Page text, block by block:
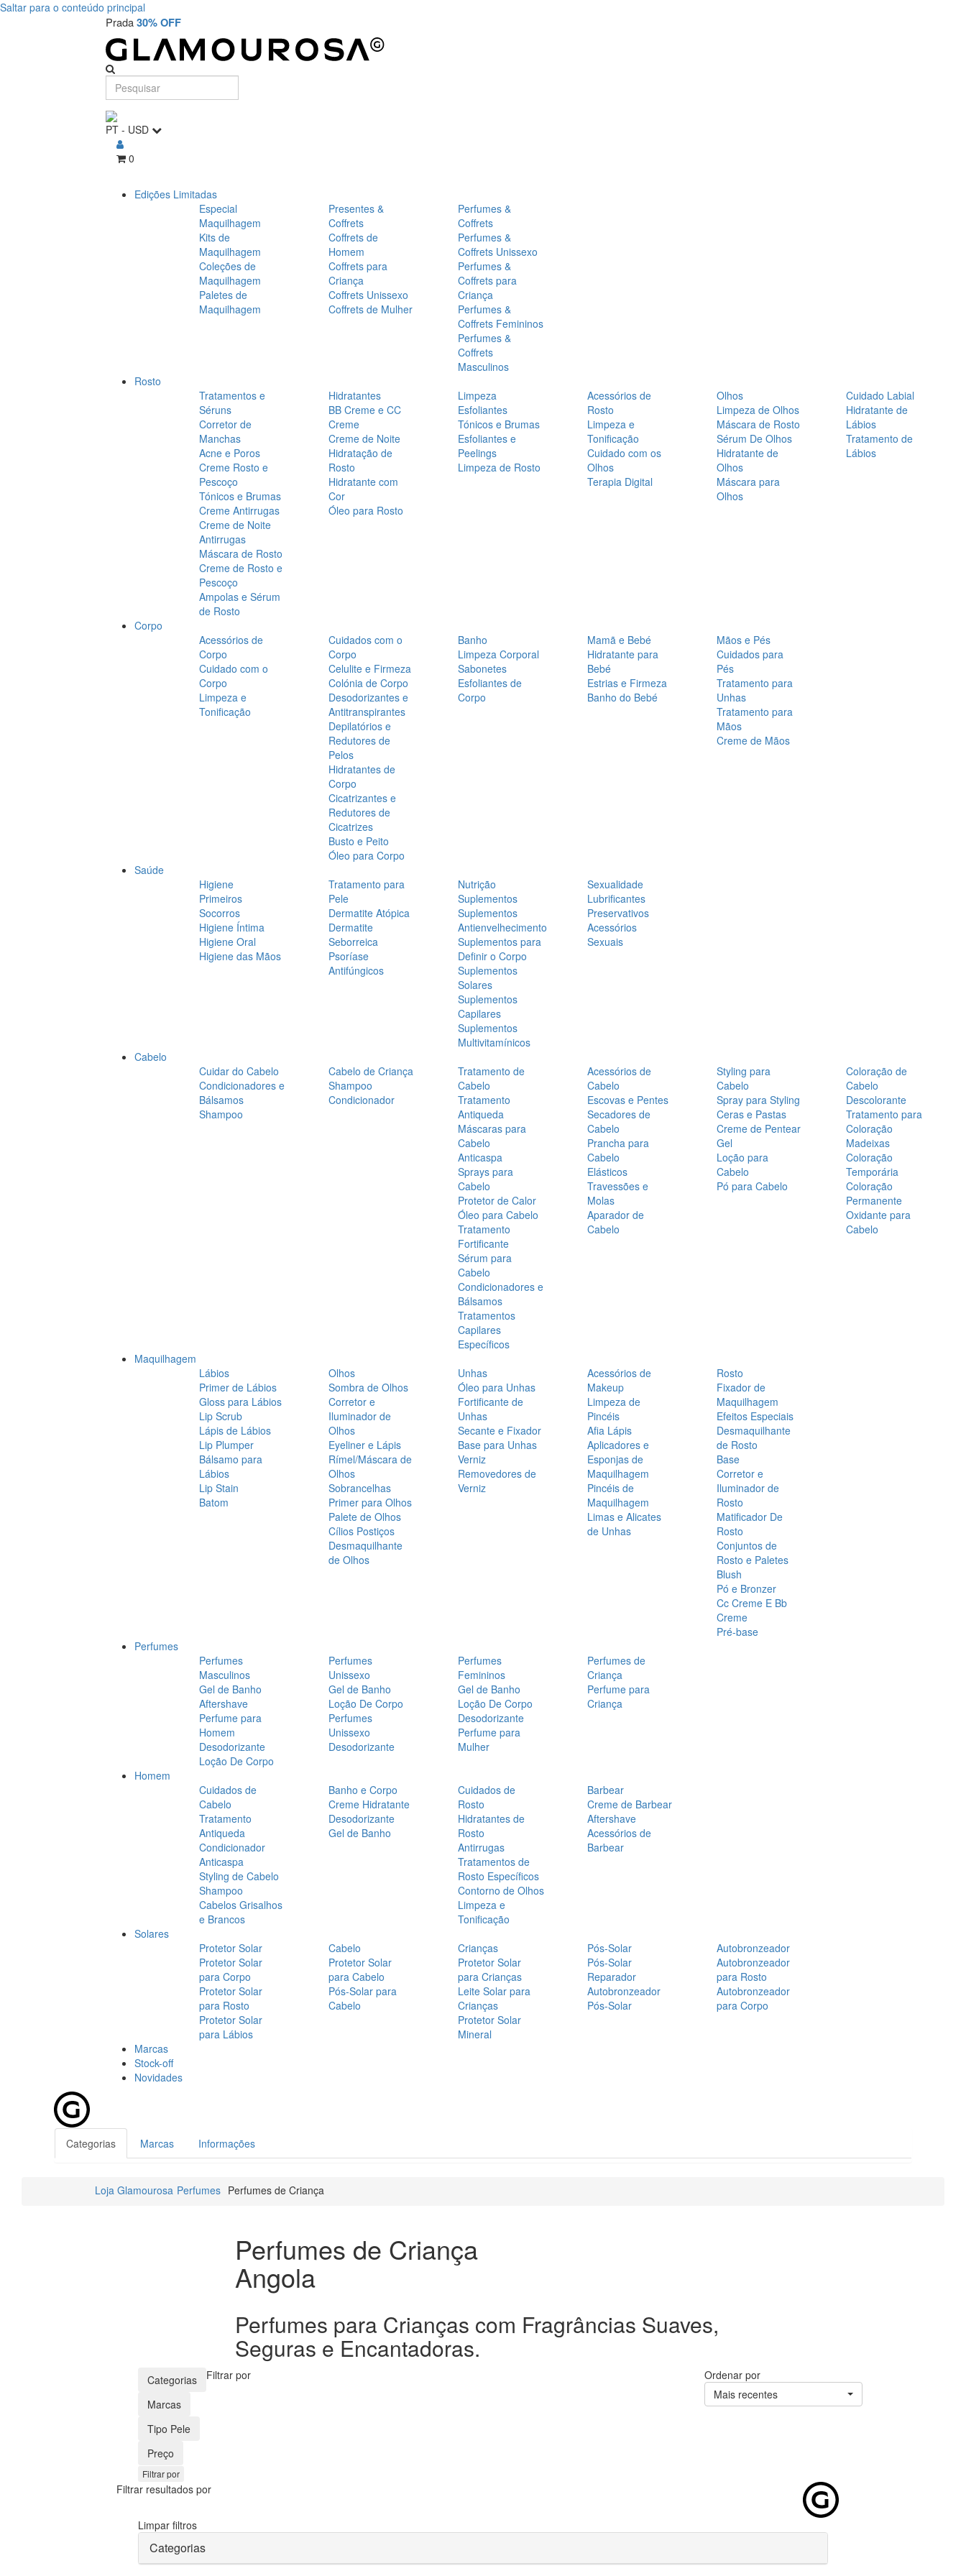
Saltar para o conteúdo principal
Prada30% OFF
PT - USD
0
Edições Limitadas
Especial
Maquilhagem
Kits de
Maquilhagem
Coleções de
Maquilhagem
Paletes de
Maquilhagem
Presentes &
Coffrets
Coffrets de
Homem
Coffrets para
Criança
Coffrets Unissexo
Coffrets de Mulher
Perfumes &
Coffrets
Perfumes &
Coffrets Unissexo
Perfumes &
Coffrets para
Criança
Perfumes &
Coffrets Femininos
Perfumes &
Coffrets
Masculinos
Rosto
Tratamentos e
Séruns
Corretor de
Manchas
Acne e Poros
Creme Rosto e
Pescoço
Tónicos e Brumas
Creme Antirrugas
Creme de Noite
Antirrugas
Máscara de Rosto
Creme de Rosto e
Pescoço
Ampolas e Sérum
de Rosto
Hidratantes
BB Creme e CC
Creme
Creme de Noite
Hidratação de
Rosto
Hidratante com
Cor
Óleo para Rosto
Limpeza
Esfoliantes
Tónicos e Brumas
Esfoliantes e
Peelings
Limpeza de Rosto
Acessórios de
Rosto
Limpeza e
Tonificação
Cuidado com os
Olhos
Terapia Digital
Olhos
Limpeza de Olhos
Máscara de Rosto
Sérum De Olhos
Hidratante de
Olhos
Máscara para
Olhos
Cuidado Labial
Hidratante de
Lábios
Tratamento de
Lábios
Corpo
Acessórios de
Corpo
Cuidado com o
Corpo
Limpeza e
Tonificação
Cuidados com o
Corpo
Celulite e Firmeza
Colónia de Corpo
Desodorizantes e
Antitranspirantes
Depilatórios e
Redutores de
Pelos
Hidratantes de
Corpo
Cicatrizantes e
Redutores de
Cicatrizes
Busto e Peito
Óleo para Corpo
Banho
Limpeza Corporal
Sabonetes
Esfoliantes de
Corpo
Mamã e Bebé
Hidratante para
Bebé
Estrias e Firmeza
Banho do Bebé
Mãos e Pés
Cuidados para
Pés
Tratamento para
Unhas
Tratamento para
Mãos
Creme de Mãos
Saúde
Higiene
Primeiros
Socorros
Higiene Íntima
Higiene Oral
Higiene das Mãos
Tratamento para
Pele
Dermatite Atópica
Dermatite
Seborreica
Psoríase
Antifúngicos
Nutrição
Suplementos
Suplementos
Antienvelhecimento
Suplementos para
Definir o Corpo
Suplementos
Solares
Suplementos
Capilares
Suplementos
Multivitamínicos
Sexualidade
Lubrificantes
Preservativos
Acessórios
Sexuais
Cabelo
Cuidar do Cabelo
Condicionadores e
Bálsamos
Shampoo
Cabelo de Criança
Shampoo
Condicionador
Tratamento de
Cabelo
Tratamento
Antiqueda
Máscaras para
Cabelo
Anticaspa
Sprays para
Cabelo
Protetor de Calor
Óleo para Cabelo
Tratamento
Fortificante
Sérum para
Cabelo
Condicionadores e
Bálsamos
Tratamentos
Capilares
Específicos
Acessórios de
Cabelo
Escovas e Pentes
Secadores de
Cabelo
Prancha para
Cabelo
Elásticos
Travessões e
Molas
Aparador de
Cabelo
Styling para
Cabelo
Spray para Styling
Ceras e Pastas
Creme de Pentear
Gel
Loção para
Cabelo
Pó para Cabelo
Coloração de
Cabelo
Descolorante
Tratamento para
Coloração
Madeixas
Coloração
Temporária
Coloração
Permanente
Oxidante para
Cabelo
Maquilhagem
Lábios
Primer de Lábios
Gloss para Lábios
Lip Scrub
Lápis de Lábios
Lip Plumper
Bálsamo para
Lábios
Lip Stain
Batom
Olhos
Sombra de Olhos
Corretor e
Iluminador de
Olhos
Eyeliner e Lápis
Rímel/Máscara de
Olhos
Sobrancelhas
Primer para Olhos
Palete de Olhos
Cílios Postiços
Desmaquilhante
de Olhos
Unhas
Óleo para Unhas
Fortificante de
Unhas
Secante e Fixador
Base para Unhas
Verniz
Removedores de
Verniz
Acessórios de
Makeup
Limpeza de
Pincéis
Afia Lápis
Aplicadores e
Esponjas de
Maquilhagem
Pincéis de
Maquilhagem
Limas e Alicates
de Unhas
Rosto
Fixador de
Maquilhagem
Efeitos Especiais
Desmaquilhante
de Rosto
Base
Corretor e
Iluminador de
Rosto
Matificador De
Rosto
Conjuntos de
Rosto e Paletes
Blush
Pó e Bronzer
Cc Creme E Bb
Creme
Pré-base
Perfumes
Perfumes
Masculinos
Gel de Banho
Aftershave
Perfume para
Homem
Desodorizante
Loção De Corpo
Perfumes
Unissexo
Gel de Banho
Loção De Corpo
Perfumes
Unissexo
Desodorizante
Perfumes
Femininos
Gel de Banho
Loção De Corpo
Desodorizante
Perfume para
Mulher
Perfumes de
Criança
Perfume para
Criança
Homem
Cuidados de
Cabelo
Tratamento
Antiqueda
Condicionador
Anticaspa
Styling de Cabelo
Shampoo
Cabelos Grisalhos
e Brancos
Banho e Corpo
Creme Hidratante
Desodorizante
Gel de Banho
Cuidados de
Rosto
Hidratantes de
Rosto
Antirrugas
Tratamentos de
Rosto Específicos
Contorno de Olhos
Limpeza e
Tonificação
Barbear
Creme de Barbear
Aftershave
Acessórios de
Barbear
Solares
Protetor Solar
Protetor Solar
para Corpo
Protetor Solar
para Rosto
Protetor Solar
para Lábios
Cabelo
Protetor Solar
para Cabelo
Pós-Solar para
Cabelo
Crianças
Protetor Solar
para Crianças
Leite Solar para
Crianças
Protetor Solar
Mineral
Pós-Solar
Pós-Solar
Reparador
Autobronzeador
Pós-Solar
Autobronzeador
Autobronzeador
para Rosto
Autobronzeador
para Corpo
Marcas
Stock-off
Novidades
Categorias Marcas Informações
Loja Glamourosa Perfumes Perfumes de Criança
Perfumes de Criança
Angola
Perfumes para Crianças com Fragrâncias Suaves,
Seguras e Encantadoras.
Filtrar por
Categorias
Marcas
Tipo Pele
Preço
Filtrar por
Ordenar por
Mais recentes
Filtrar resultados por
Limpar filtros
Categorias